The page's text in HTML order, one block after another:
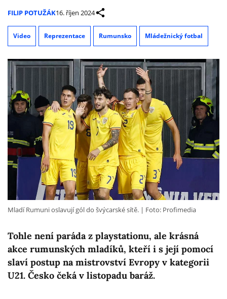
FILIP POTUŽÁK16. říjen 2024
Video Reprezentace Rumunsko Mládežnický fotbal
Tohle není paráda z playstationu, ale krásná
akce rumunských mladíků, kteří i s její pomocí
slaví postup na mistrovství Evropy v kategorii
U21. Česko čeká v listopadu baráž.
Mladí Rumuni oslavují gól do švýcarské sítě. Foto: Profimedia